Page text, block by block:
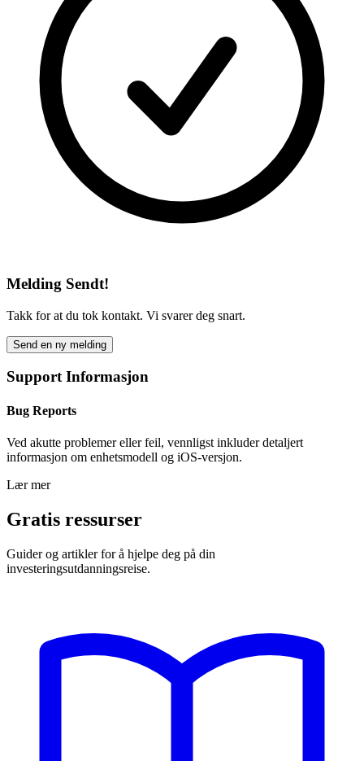
Melding Sendt!
Takk for at du tok kontakt. Vi svarer deg snart.
Send en ny melding
Support Informasjon
Bug Reports
Ved akutte problemer eller feil, vennligst inkluder detaljert
informasjon om enhetsmodell og iOS-versjon.
Lær mer
Gratis ressurser
Guider og artikler for å hjelpe deg på din
investeringsutdanningsreise.